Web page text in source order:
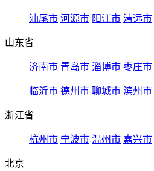
汕尾市 河源市 阳江市 清远市
山东省
济南市 青岛市 淄博市 枣庄市
临沂市 德州市 聊城市 滨州市
浙江省
杭州市 宁波市 温州市 嘉兴市
北京